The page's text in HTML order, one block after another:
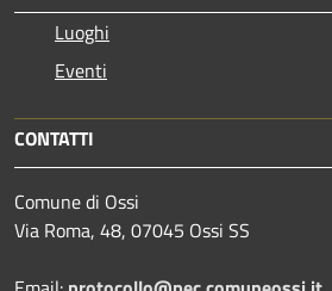
Luoghi
Eventi
CONTATTI
Comune di Ossi
Via Roma, 48, 07045 Ossi SS